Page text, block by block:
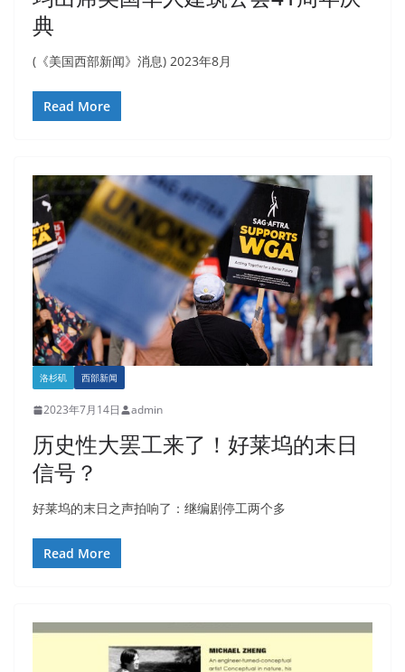
典
(《美国西部新闻》消息) 2023年8月
Read More
洛杉矶 西部新闻
2023年7月14日 admin
历史性大罢工来了！好莱坞的末日
信号？
好莱坞的末日之声拍响了：继编剧停工两个多
Read More